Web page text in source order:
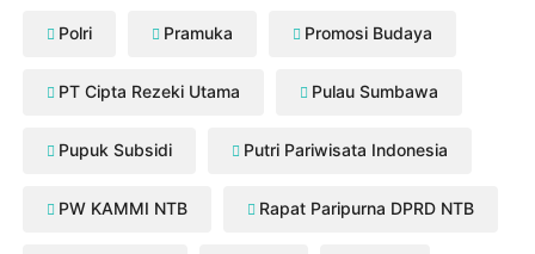
Polri Pramuka Promosi Budaya
PT Cipta Rezeki Utama Pulau Sumbawa
Pupuk Subsidi Putri Pariwisata Indonesia
PW KAMMI NTB Rapat Paripurna DPRD NTB